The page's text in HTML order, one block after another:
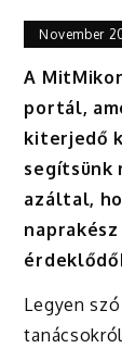
November
A
portál,
kiterjedő
segítsünk
azáltal,
Legyen